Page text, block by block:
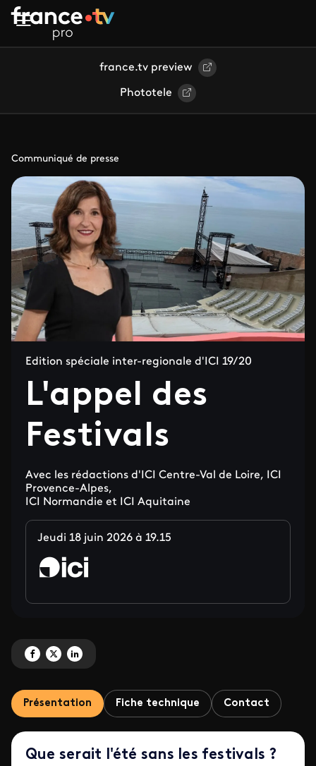
Aller au contenu principal
france.tv preview
Phototele
Communiqué de presse
Edition spéciale inter-regionale d'ICI 19/20
L'appel des
Festivals
Avec les rédactions d'ICI Centre-Val de Loire, ICI
Provence-Alpes,
ICI Normandie et ICI Aquitaine
Jeudi 18 juin 2026 à 19.15
Partagez 'L'appel des Festivals' sur Facebook
Partagez 'L'appel des Festivals' sur X
Partagez 'L'appel des Festivals' sur LinkedIn
Présentation Fiche technique Contact
Que serait l'été sans les festivals ?